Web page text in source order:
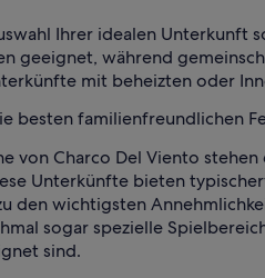
Ihrer idealen Unterkunft
geeignet, während
mit beheizten oder
besten familienfreundlichen
von Charco Del Viento
Unterkünfte bieten
den wichtigsten
sogar spezielle
sind.